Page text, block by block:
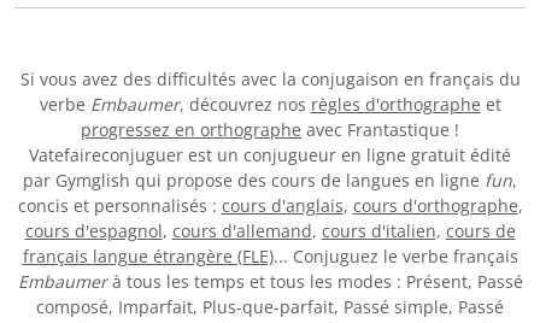
Si vous avez des difficultés avec la conjugaison en français du
verbe Embaumer, découvrez nos règles d'orthographe et
progressez en orthographe avec Frantastique !
Vatefaireconjuguer est un conjugueur en ligne gratuit édité
par Gymglish qui propose des cours de langues en ligne fun,
concis et personnalisés : cours d'anglais, cours d'orthographe,
cours d'espagnol, cours d'allemand, cours d'italien, cours de
français langue étrangère (FLE)... Conjuguez le verbe français
Embaumerà tous les temps et tous les modes : Présent, Passé
composé, Imparfait, Plus-que-parfait, Passé simple, Passé